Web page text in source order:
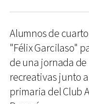
Alumnos de
"Félix Garcilaso"
de una jornada
recreativas junto
primaria del Club